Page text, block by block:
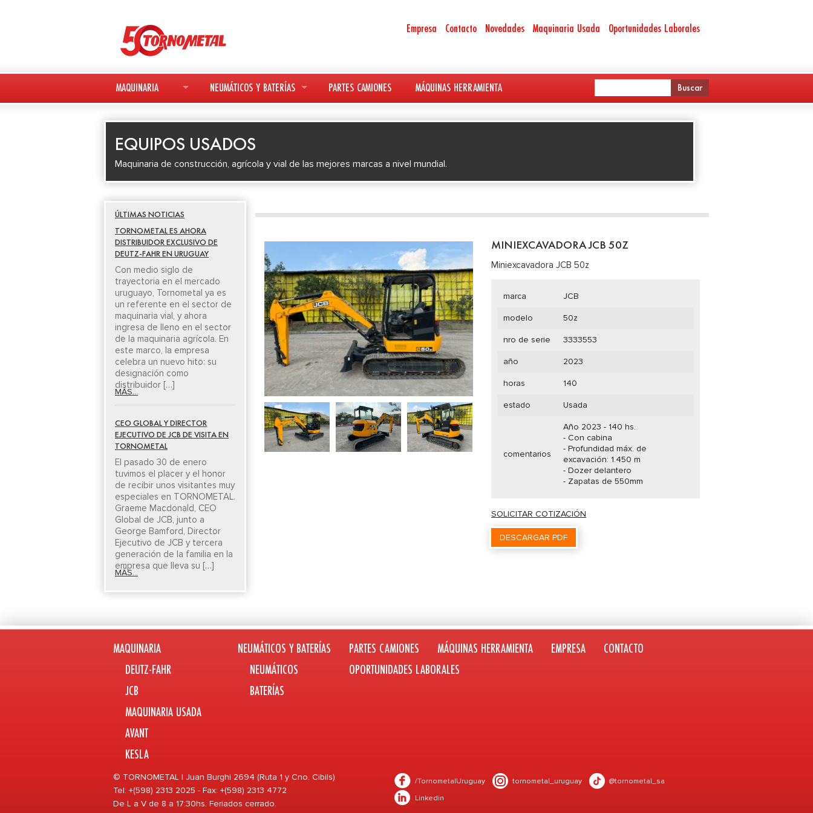
Empresa Contacto Novedades Maquinaria Usada Oportunidades Laborales
MAQUINARIA
MAQUINARIA NUEVA
MAQUINARIA USADA
DEUTZ-FAHR
AVANT
KESLA
NEUMÁTICOS Y BATERÍAS
NEUMÁTICOS
BATERÍAS
PARTES CAMIONES MÁQUINAS HERRAMIENTA
EQUIPOS USADOS
Maquinaria de construcción, agrícola y vial de las mejores marcas a nivel mundial.
MINIEXCAVADORA JCB 50Z
Miniexcavadora JCB 50z
marca JCB
modelo 50z
nro de serie 3333553
año 2023
horas 140
estado Usada
comentarios
Año 2023 - 140 hs.
- Con cabina
- Profundidad máx. de
excavación: 1.450 m
- Dozer delantero
- Zapatas de 550mm
SOLICITAR COTIZACIÓN
DESCARGAR PDF
ÚLTIMAS NOTICIAS
TORNOMETAL ES AHORA
DISTRIBUIDOR EXCLUSIVO DE
DEUTZ-FAHR EN URUGUAY
Con medio siglo de
trayectoria en el mercado
uruguayo, Tornometal ya es
un referente en el sector de
maquinaria vial, y ahora
ingresa de lleno en el sector
de la maquinaria agrícola. En
este marco, la empresa
celebra un nuevo hito: su
designación como
distribuidor […]
MÁS...
CEO GLOBAL Y DIRECTOR
EJECUTIVO DE JCB DE VISITA EN
TORNOMETAL
El pasado 30 de enero
tuvimos el placer y el honor
de recibir unos visitantes muy
especiales en TORNOMETAL.
Graeme Macdonald, CEO
Global de JCB, junto a
George Bamford, Director
Ejecutivo de JCB y tercera
generación de la familia en la
empresa que lleva su […]
MÁS...
MAQUINARIA
DEUTZ-FAHR
JCB
MAQUINARIA USADA
AVANT
KESLA
NEUMÁTICOS Y BATERÍAS
NEUMÁTICOS
BATERÍAS
PARTES CAMIONES MÁQUINAS HERRAMIENTA EMPRESA
CONTACTO
OPORTUNIDADES LABORALES
© TORNOMETAL | Juan Burghi 2694 (Ruta 1 y Cno. Cibils)
Tel: +(598) 2313 2025 - Fax: +(598) 2313 4772
De L a V de 8 a 17:30hs. Feriados cerrado.
/TornometalUruguay tornometal_uruguay
@tornometal_sa
Linkedin